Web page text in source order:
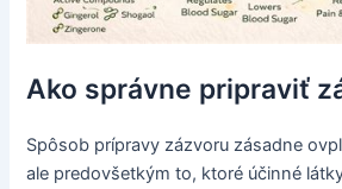
Ako správne pripraviť
Spôsob prípravy zázvoru zásadne
ale predovšetkým to, ktoré účinné